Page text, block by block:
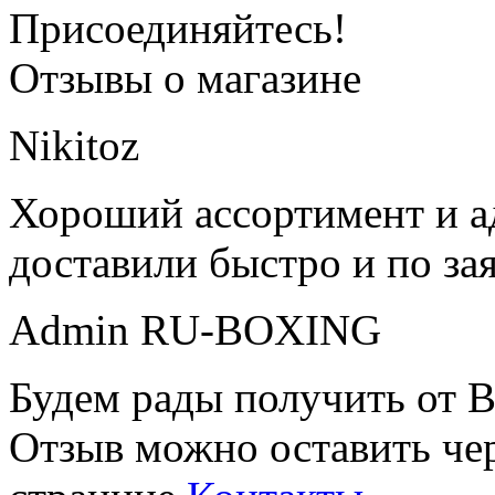
Присоединяйтесь!
Отзывы о магазине
Nikitoz
Хороший ассортимент и
доставили быстро и по
Admin RU-BOXING
Будем рады получить от
Отзыв можно оставить